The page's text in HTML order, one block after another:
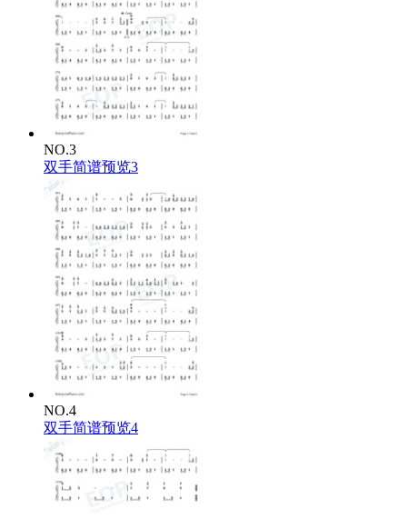
NO.3
双手简谱预览3
NO.4
双手简谱预览4